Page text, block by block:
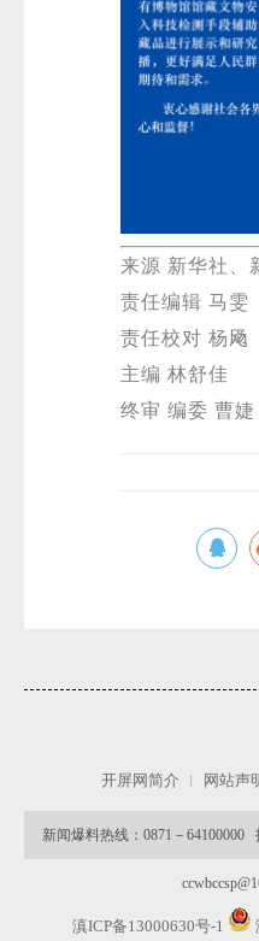
来源 新华社、
责任编辑 马雯
责任校对 杨飏
主编 林舒佳
终审 编委 曹婕
开屏网简介 网站声
新闻爆料热线：0871－64100000
滇ICP备13000630号-1